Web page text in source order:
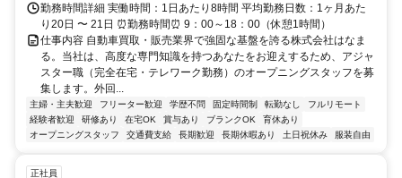
勤務時間詳細 実働時間：1日あたり8時間 平均勤務日数：1ヶ月あた
り20日 〜 21日 ⏰勤務時間⏰ 9：00～18：00（休憩1時間）
仕事内容 自動車買取・販売業界で強固な基盤を誇る株式会社はなま
る。当社は、高度な専門知識を持つあなたをお迎えするため、アジャ
スター職（完全在宅・テレワーク勤務）のオープニングスタッフを募
集します。外回...
主婦・主夫歓迎 フリーター歓迎 学歴不問 固定時間制 転勤なし
フルリモート
経験者歓迎
研修あり 在宅OK 賞与あり ブランクOK
育休あり
オープニングスタッフ
交通費支給 長期歓迎 長期休暇あり 土日祝休み 服装自由
正社員